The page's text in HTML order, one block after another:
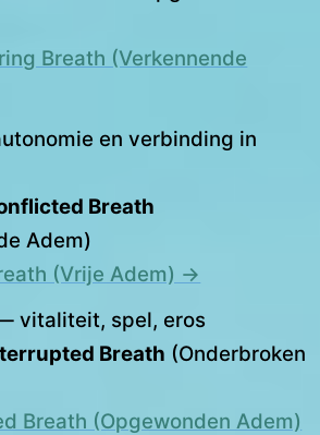
Breath (Verkennende
en verbinding in
Breath
Adem)
(Vrije Adem) →
vitaliteit, spel, eros
Breath (Onderbroken
Breath (Opgewonden Adem)